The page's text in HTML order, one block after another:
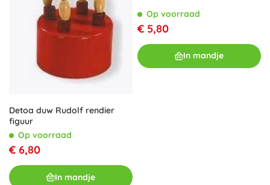
Detoa duw Rudolf rendier
figuur
Op voorraad
€ 6,80
In mandje
Op voorraad
€ 5,80
In mandje